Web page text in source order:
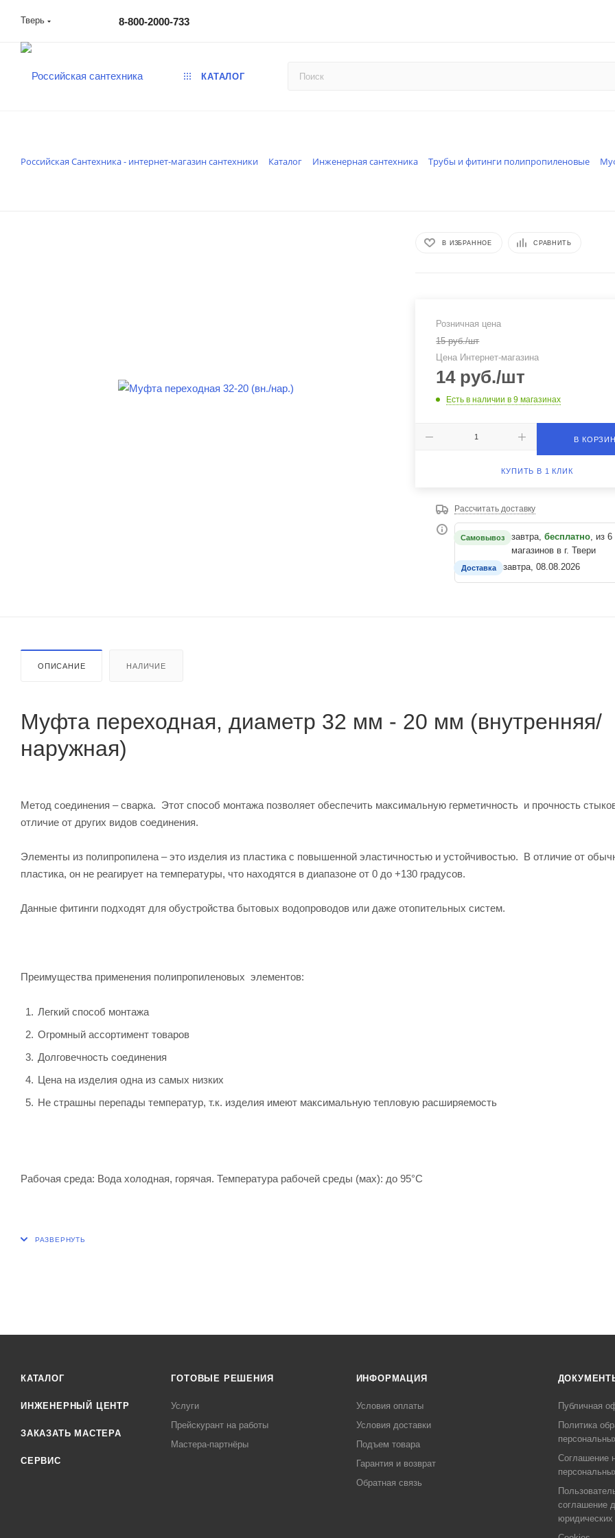
Тверь 8-800-2000-733
КАТАЛОГ
Российская Сантехника - интернет-магазин сантехники Каталог Инженерная сантехника Трубы и фитинги полипропиленовые
В ИЗБРАННОЕ СРАВНИТЬ
Розничная цена
15руб./шт
Цена Интернет-магазина
14руб./шт
Есть в наличиив 9 магазинах
В
КУПИТЬ В 1 КЛИК
Рассчитать доставку
Самовывоз завтра,бесплатно, из 6
магазинов в г. Твери
Доставка завтра, 08.08.2026
ОПИСАНИЕ НАЛИЧИЕ
Муфта переходная, диаметр 32 мм - 20 мм (внутренняя/
наружная)
Метод соединения – сварка. Этот способ монтажа позволяет обеспечить максимальную герметичность и прочность
отличие от других видов соединения.
Элементы из полипропилена – это изделия из пластика с повышенной эластичностью и устойчивостью. В отличие от
пластика, он не реагирует на температуры, что находятся в диапазоне от 0 до +130 градусов.
Данные фитинги подходят для обустройства бытовых водопроводов или даже отопительных систем.
Преимущества применения полипропиленовых элементов:
Легкий способ монтажа
Огромный ассортимент товаров
Долговечность соединения
Цена на изделия одна из самых низких
Не страшны перепады температур, т.к. изделия имеют максимальную тепловую расширяемость
Рабочая среда: Вода холодная, горячая. Температура рабочей среды (мах): до 95°С
КАТАЛОГ
ИНЖЕНЕРНЫЙ ЦЕНТР
ЗАКАЗАТЬ МАСТЕРА
СЕРВИС
ГОТОВЫЕ РЕШЕНИЯ
Услуги
Прейскурант на работы
Мастера-партнёры
ИНФОРМАЦИЯ
Условия оплаты
Условия доставки
Подъем товара
Гарантия и возврат
Обратная связь
Публичная
Политика
Соглашение
соглашение